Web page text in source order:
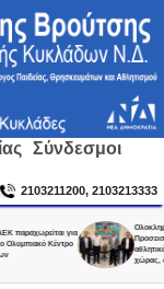
Σύνδεσμοι
2103211200, 2103213333
για
Κέντρο
αθλητικά
χώρας, σε